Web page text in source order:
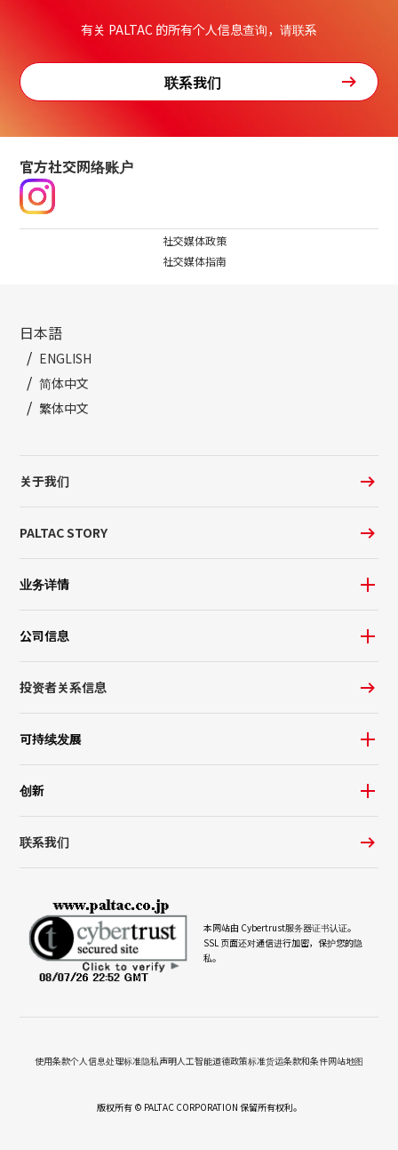
有关 PALTAC 的所有个人信息查询，请联系
联系我们
官方社交网络账户
社交媒体政策
社交媒体指南
日本語
ENGLISH
简体中文
繁体中文
关于我们
PALTAC STORY
业务详情
公司信息
投资者关系信息
可持续发展
创新
联系我们
本网站由 Cybertrust服务器证书认证。
SSL 页面还对通信进行加密，保护您的隐
私。
使用条款个人信息处理标准隐私声明人工智能道德政策标准货运条款和条件网站地图
版权所有 © PALTAC CORPORATION 保留所有权利。